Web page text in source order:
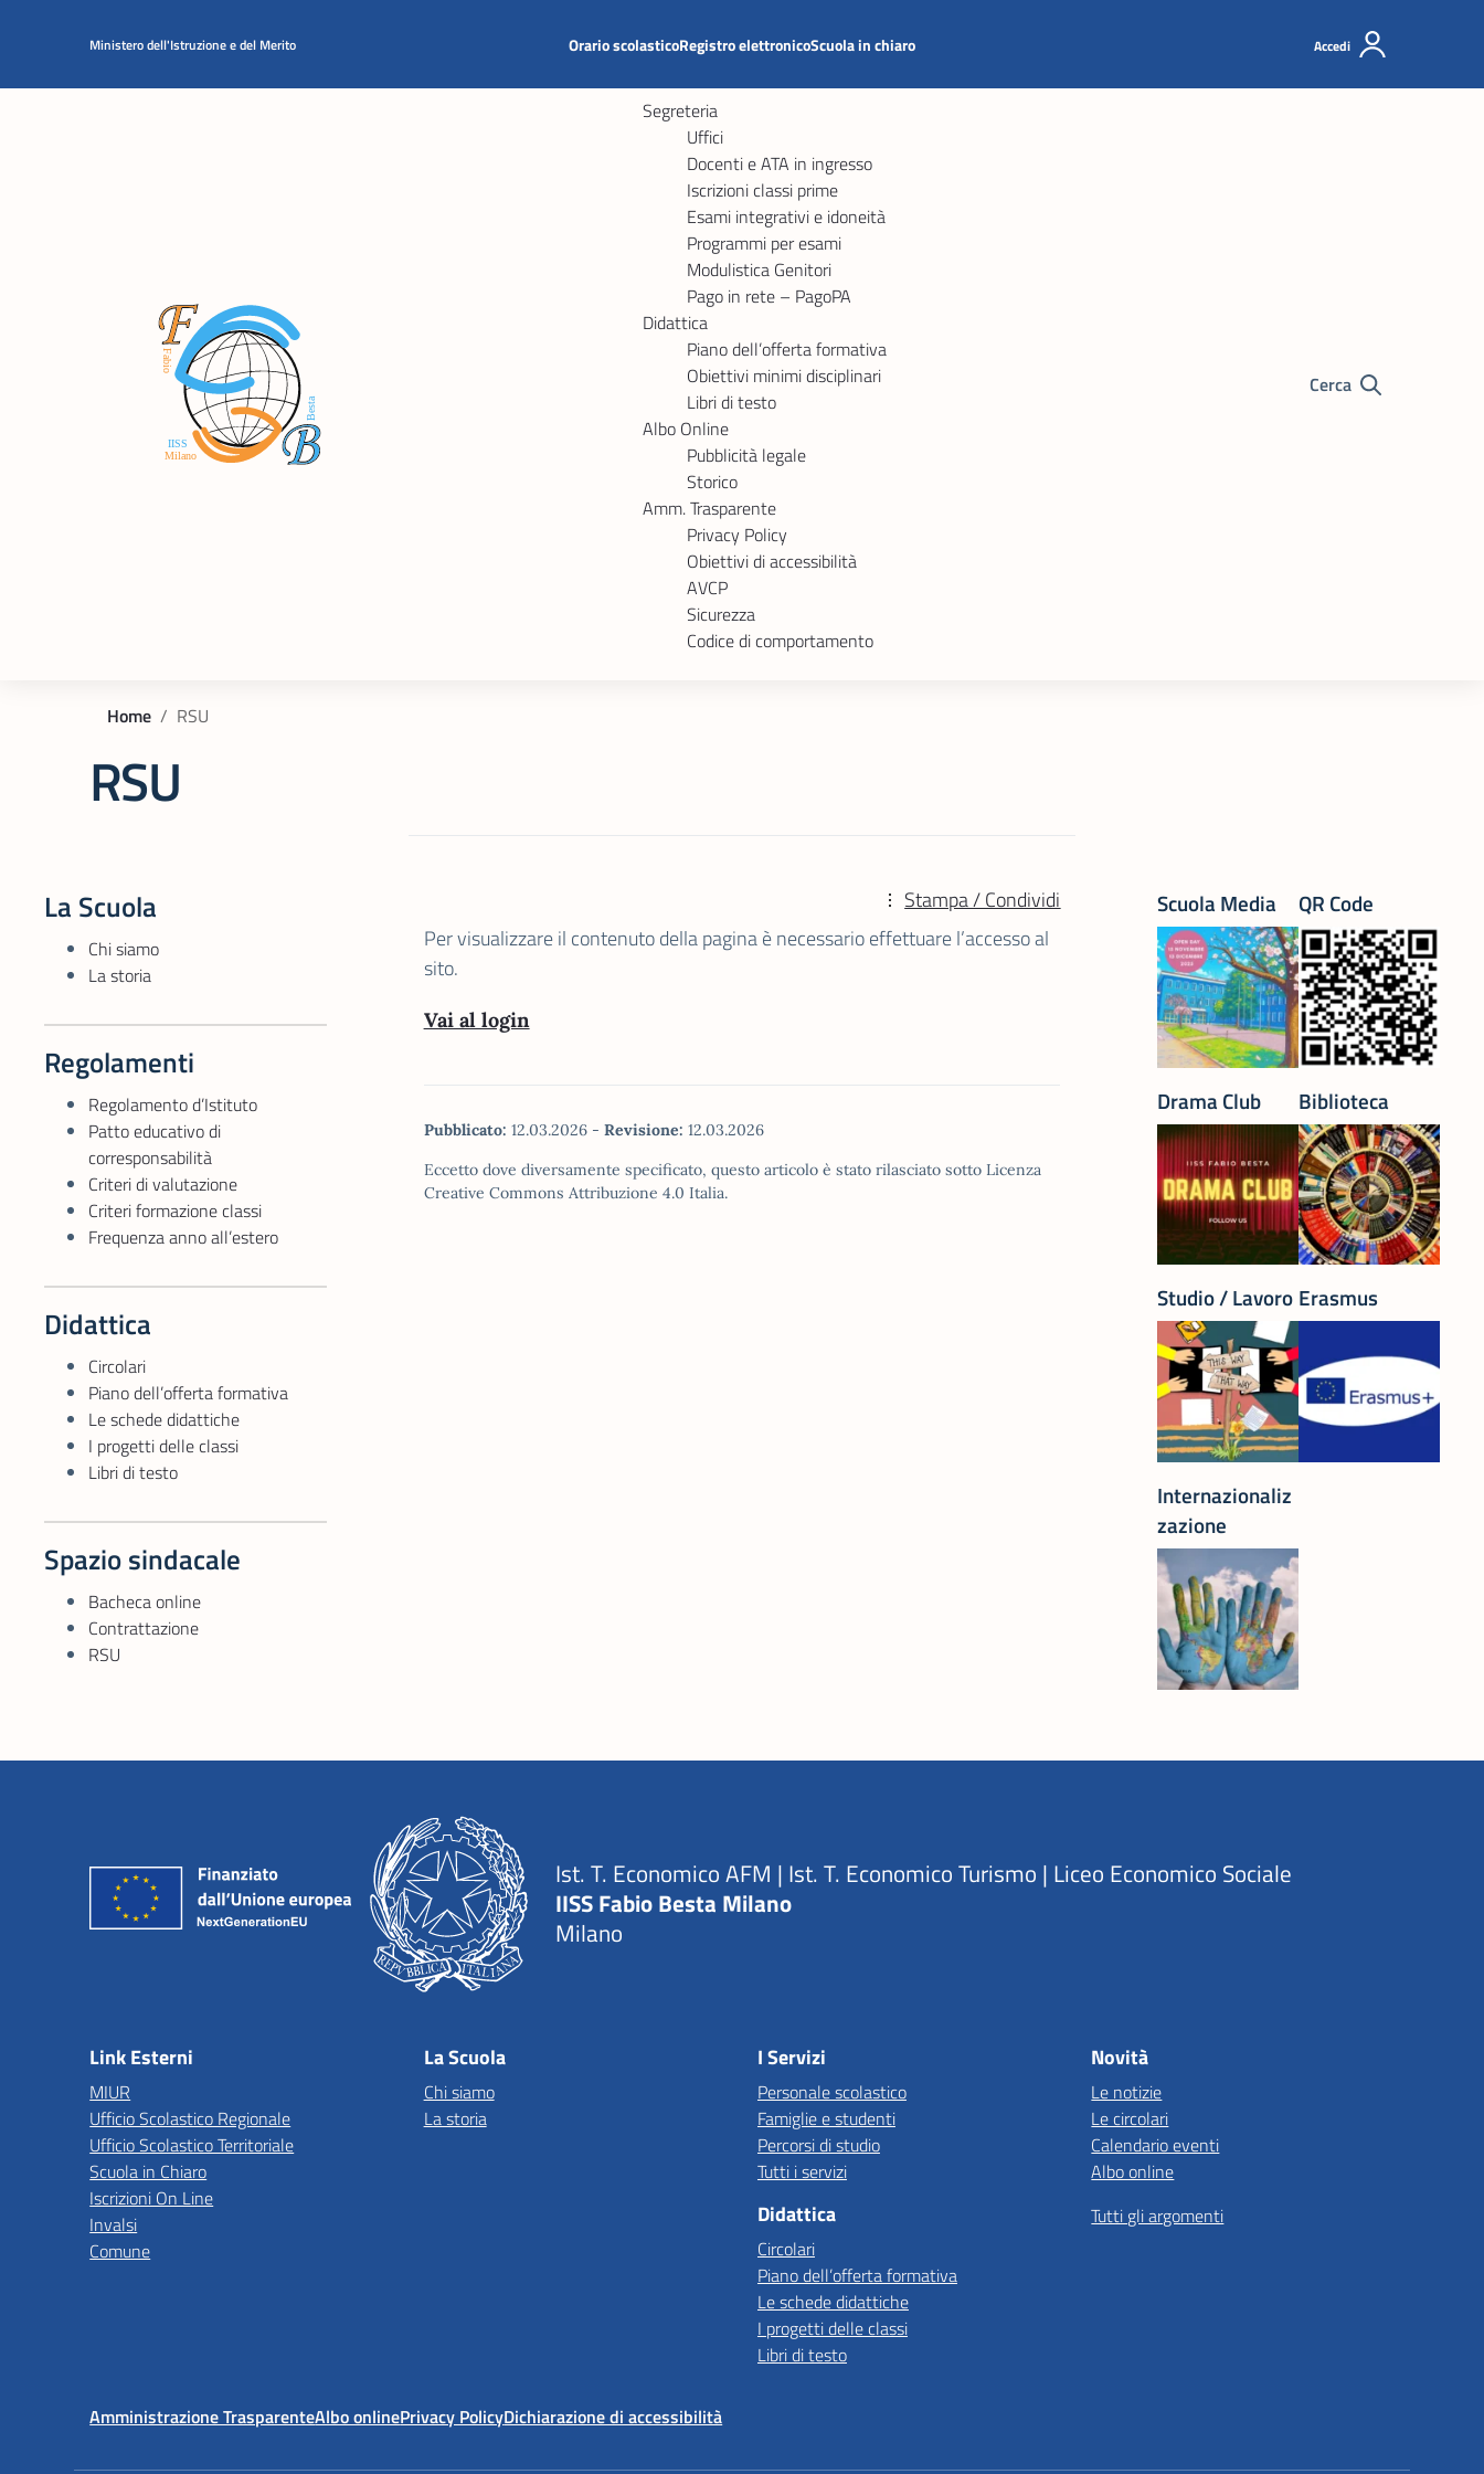
Ministero dell'Istruzione e del Merito Orario scolasticoRegistro elettronicoScuola in chiaro Accedi
Segreteria
Uffici
Docenti e ATA in ingresso
Iscrizioni classi prime
Esami integrativi e idoneità
Programmi per esami
Modulistica Genitori
Pago in rete – PagoPA
Didattica
Piano dell’offerta formativa
Obiettivi minimi disciplinari
Libri di testo
Albo Online
Pubblicità legale
Storico
Amm. Trasparente
Privacy Policy
Obiettivi di accessibilità
AVCP
Sicurezza
Codice di comportamento
Cerca
Home RSU
RSU
La Scuola
Chi siamo
La storia
Regolamenti
Regolamento d’Istituto
Patto educativo di
corresponsabilità
Criteri di valutazione
Criteri formazione classi
Frequenza anno all’estero
Didattica
Circolari
Piano dell’offerta formativa
Le schede didattiche
I progetti delle classi
Libri di testo
Spazio sindacale
Bacheca online
Contrattazione
RSU
Stampa / Condividi
Per visualizzare il contenuto della pagina è necessario effettuare l’accesso al
sito.
Vai al login
Pubblicato: 12.03.2026 - Revisione: 12.03.2026
Eccetto dove diversamente specificato, questo articolo è stato rilasciato sotto Licenza
Creative Commons Attribuzione 4.0 Italia.
Scuola Media QR Code
Drama Club Biblioteca
Studio / Lavoro Erasmus
Internazionaliz
zazione
Ist. T. Economico AFM | Ist. T. Economico Turismo | Liceo Economico Sociale
IISS Fabio Besta Milano
Milano
Link Esterni
MIUR
Ufficio Scolastico Regionale
Ufficio Scolastico Territoriale
Scuola in Chiaro
Iscrizioni On Line
Invalsi
Comune
La Scuola
Chi siamo
La storia
I Servizi
Personale scolastico
Famiglie e studenti
Percorsi di studio
Tutti i servizi
Didattica
Circolari
Piano dell’offerta formativa
Le schede didattiche
I progetti delle classi
Libri di testo
Novità
Le notizie
Le circolari
Calendario eventi
Albo online
Tutti gli argomenti
Amministrazione TrasparenteAlbo onlinePrivacy PolicyDichiarazione di accessibilità